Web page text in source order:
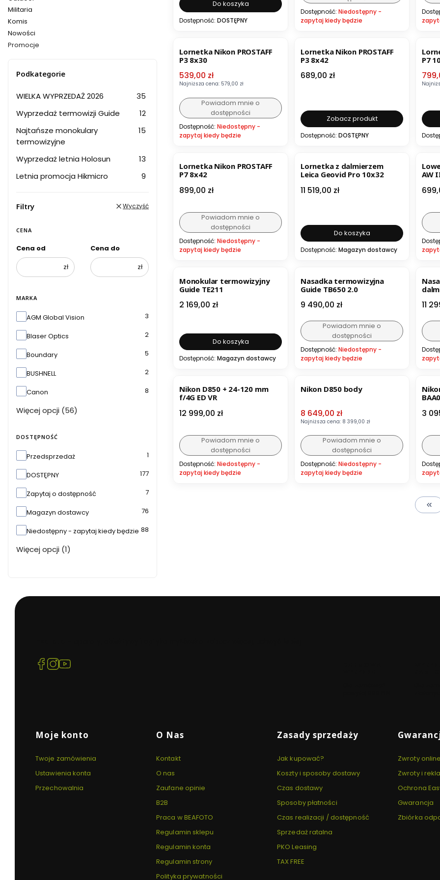
Militaria
Komis
Nowości
Promocje
Podkategorie
WIELKA WYPRZEDAŻ 2026
35
Wyprzedaż termowizji Guide
12
Najtańsze monokulary
termowizyjne
15
Wyprzedaż letnia Holosun
13
Letnia promocja Hikmicro
9
Filtry Wyczyść
CENA
Cena od
zł
Cena do
zł
MARKA
Marka
AGM Global Vision 3
Blaser Optics 2
Boundary 5
BUSHNELL 2
Canon 8
Więcej opcji (56)
DOSTĘPNOŚĆ
Dostępność
Przedsprzedaż 1
DOSTĘPNY 177
Zapytaj o dostępność 7
Magazyn dostawcy 76
Niedostępny - zapytaj kiedy będzie 88
Więcej opcji (1)
Do koszyka
Dostępność: DOSTĘPNY
Dostępność: Niedostępny -
zapytaj kiedy będzie
Lornetka Nikon PROSTAFF
P3 8x30
Cena promocyjna
539,00 zł
Najniższa cena: 579,00 zł
Powiadom mnie o
dostępności
Dostępność: Niedostępny -
zapytaj kiedy będzie
Lornetka Nikon PROSTAFF
P3 8x42
Cena
689,00 zł
Zobacz produkt
Dostępność: DOSTĘPNY
P7
Lornetka Nikon PROSTAFF
P7 8x42
Cena
899,00 zł
Powiadom mnie o
dostępności
Dostępność: Niedostępny -
zapytaj kiedy będzie
Lornetka z dalmierzem
Leica Geovid Pro 10x32
Cena
11 519,00 zł
Do koszyka
Dostępność: Magazyn dostawcy
AW
Monokular termowizyjny
Guide TE211
Cena
2 169,00 zł
Do koszyka
Dostępność: Magazyn dostawcy
Nasadka termowizyjna
Guide TB650 2.0
Cena
9 490,00 zł
Powiadom mnie o
dostępności
Dostępność: Niedostępny -
zapytaj kiedy będzie
11
Nikon D850 + 24-120 mm
f/4G ED VR
Cena
12 999,00 zł
Powiadom mnie o
dostępności
Dostępność: Niedostępny -
zapytaj kiedy będzie
Nikon D850 body
Cena promocyjna
8 649,00 zł
Najniższa cena: 8 399,00 zł
Powiadom mnie o
dostępności
Dostępność: Niedostępny -
zapytaj kiedy będzie
Nikon
3
(Otwiera
(Otwiera
(Otwiera
Linki w stopce
Moje konto
Twoje zamówienia
Ustawienia konta
Przechowalnia
O Nas
Kontakt
O nas
Zaufane opinie
B2B
Praca w BEAFOTO
Regulamin sklepu
Regulamin konta
Regulamin strony
Polityka prywatności
Zasady sprzedaży
Jak kupować?
Koszty i sposoby dostawy
Czas dostawy
Sposoby płatności
Czas realizacji / dostępność
Sprzedaż ratalna
PKO Leasing
TAX FREE
Zwroty online
Zwroty i
Ochrona
Gwarancja
Zbiórka